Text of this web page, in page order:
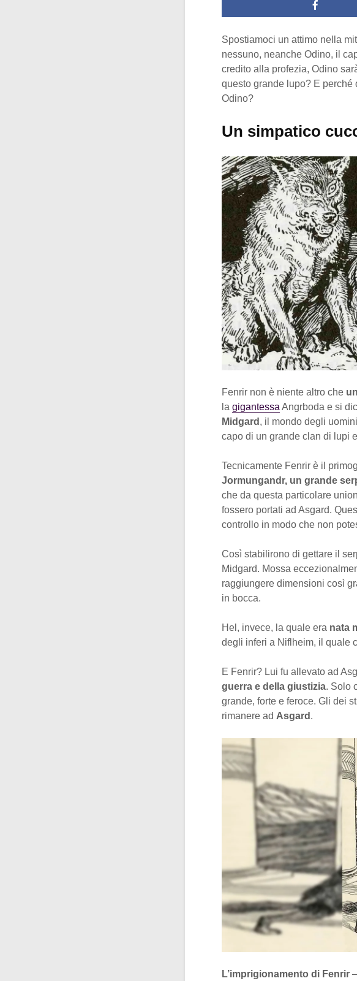
Spostiamoci un attimo nella
nessuno, neanche Odino, il
credito alla profezia, Odino
questo grande lupo? E
Odino?
Un simpatico
Fenrir non è niente altro che
la gigantessa Angrboda e si
Midgard , il mondo degli
capo di un grande clan di lupi
Tecnicamente Fenrir è il
Jormungandr, un grande
che da questa particolare
fossero portati ad Asgard.
controllo in modo che non
Così stabilirono di gettare il
Midgard. Mossa
raggiungere dimensioni così
in bocca.
Hel, invece, la quale era nata
degli inferi a Niflheim, il quale
E Fenrir? Lui fu allevato ad
guerra e della giustizia. Solo
grande, forte e feroce. Gli dei
rimanere ad Asgard .
L’imprigionamento di Fenrir